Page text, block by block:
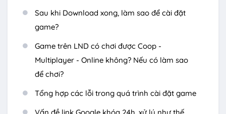
Sau khi Download xong, làm sao để cài đặt
game?
Game trên LND có chơi được Coop -
Multiplayer - Online không? Nếu có làm sao
để chơi?
Tổng hợp các lỗi trong quá trình cài đặt game